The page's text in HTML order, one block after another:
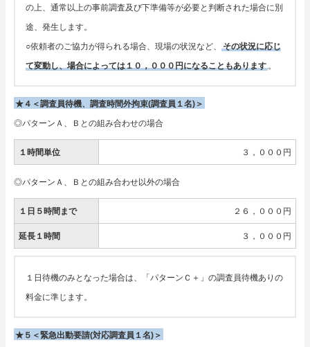
の上、通常以上の事前調査及び下準備等が必要と判断された場合に別
途、発生します。
○依頼者のご協力が得られる場合、現場の状況など、
その状況に応じ
て変動し、場合によっては１０，０００円になることもあります 。
★４＜調査員待機、調査時間外拘束(調査員１名)＞
◎パターンＡ、Ｂとの組み合わせの場合
１時間単位 ３，０００円
◎パターンＡ、Ｂとの組み合わせ以外の場合
１日５時間まで ２６，０００円
延長１時間 ３，０００円
１日待機のみとなった場合は、「パターンＣ＋」の調査員待機ありの
料金に準じます。
★５＜緊急出動要請(対応調査員１名)＞